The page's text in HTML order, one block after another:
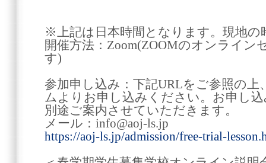
※上記は日本時間となります。現地の
開催方法：Zoom(ZOOMのオンライン
す)
参加申し込み：下記URLをご参照の
ムよりお申し込みください。お申し
別途ご案内させていただきます。
メール：info@aoj-ls.jp
https://aoj-ls.jp/admission/free-trial-